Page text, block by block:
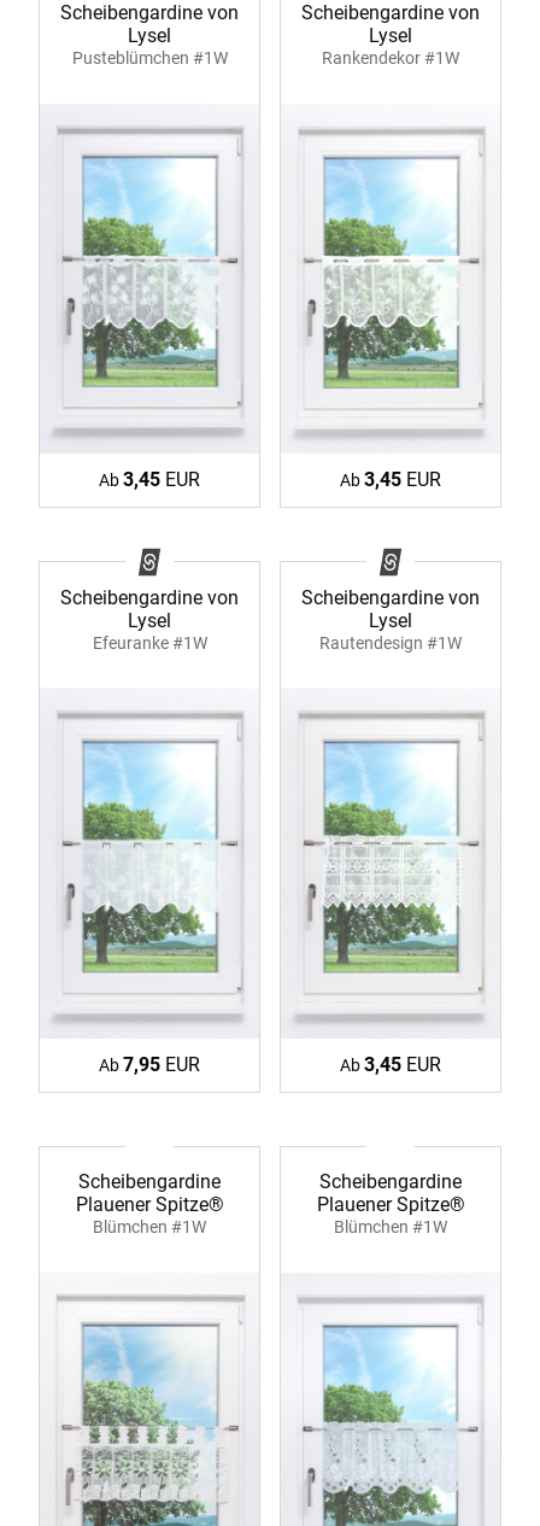
Scheibengardine von
Lysel
Pusteblümchen #1W
Ab3,45 EUR
Scheibengardine von
Lysel
Rankendekor #1W
Ab3,45 EUR
Scheibengardine von
Lysel
Efeuranke #1W
Ab7,95 EUR
Scheibengardine von
Lysel
Rautendesign #1W
Ab3,45 EUR
Scheibengardine
Plauener Spitze®
Blümchen #1W
Scheibengardine
Plauener Spitze®
Blümchen #1W